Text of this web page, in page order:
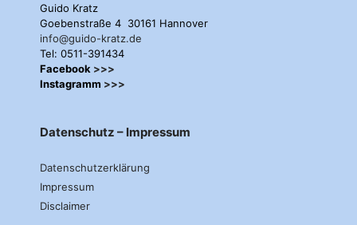
Guido Kratz
Goebenstraße 4 30161 Hannover
info@guido-kratz.de
Tel: 0511-391434
Facebook >>>
Instagramm >>>
Datenschutz – Impressum
Datenschutzerklärung
Impressum
Disclaimer